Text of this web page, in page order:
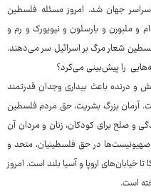
سراسر جهان شد. امروز مسئله فلسطین
و ملبورن و بارسلون و نیویورک و رم و
شعار مرگ بر اسرائیل سر می‌دهند.
را پیش‌بینی می‌کرد؟
درنده باعث بیداری وجدان قدرتمند
آرمان بزرگ بشریت، حق مردم فلسطین
و صلح برای کودکان، زنان و مردان آن
صهیونیست‌ها در حق فلسطینیان، متحد و
خیابان‌های اروپا و آسیا بلند است. امروز
است.